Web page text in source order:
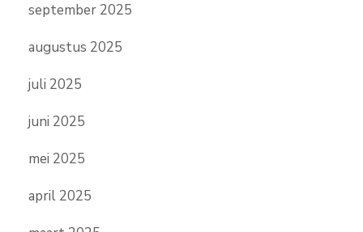
september 2025
augustus 2025
juli 2025
juni 2025
mei 2025
april 2025